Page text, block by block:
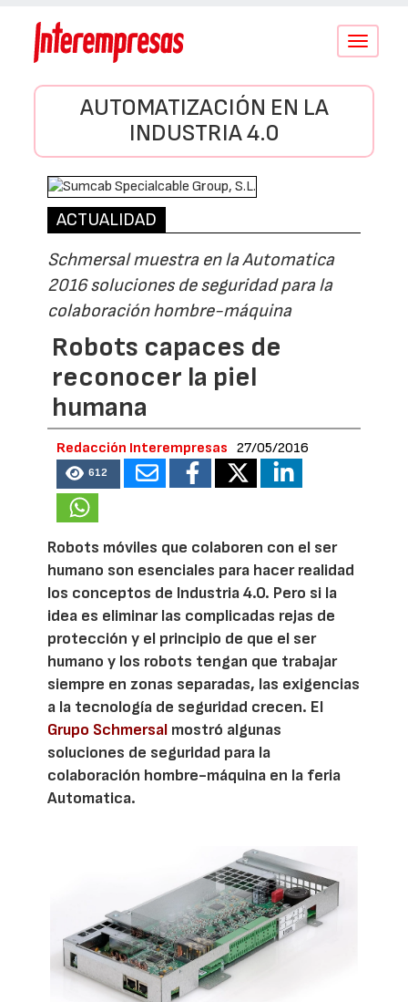
Conmutar
AUTOMATIZACIÓN EN LA
INDUSTRIA 4.0
ACTUALIDAD
Schmersal muestra en la Automatica
2016 soluciones de seguridad para la
colaboración hombre-máquina
Robots capaces de
reconocer la piel
humana
Redacción Interempresas 27/05/2016
612
Robots móviles que colaboren con el ser
humano son esenciales para hacer realidad
los conceptos de Industria 4.0. Pero si la
idea es eliminar las complicadas rejas de
protección y el principio de que el ser
humano y los robots tengan que trabajar
siempre en zonas separadas, las exigencias
a la tecnología de seguridad crecen. El
Grupo Schmersal mostró algunas
soluciones de seguridad para la
colaboración hombre-máquina en la feria
Automatica.